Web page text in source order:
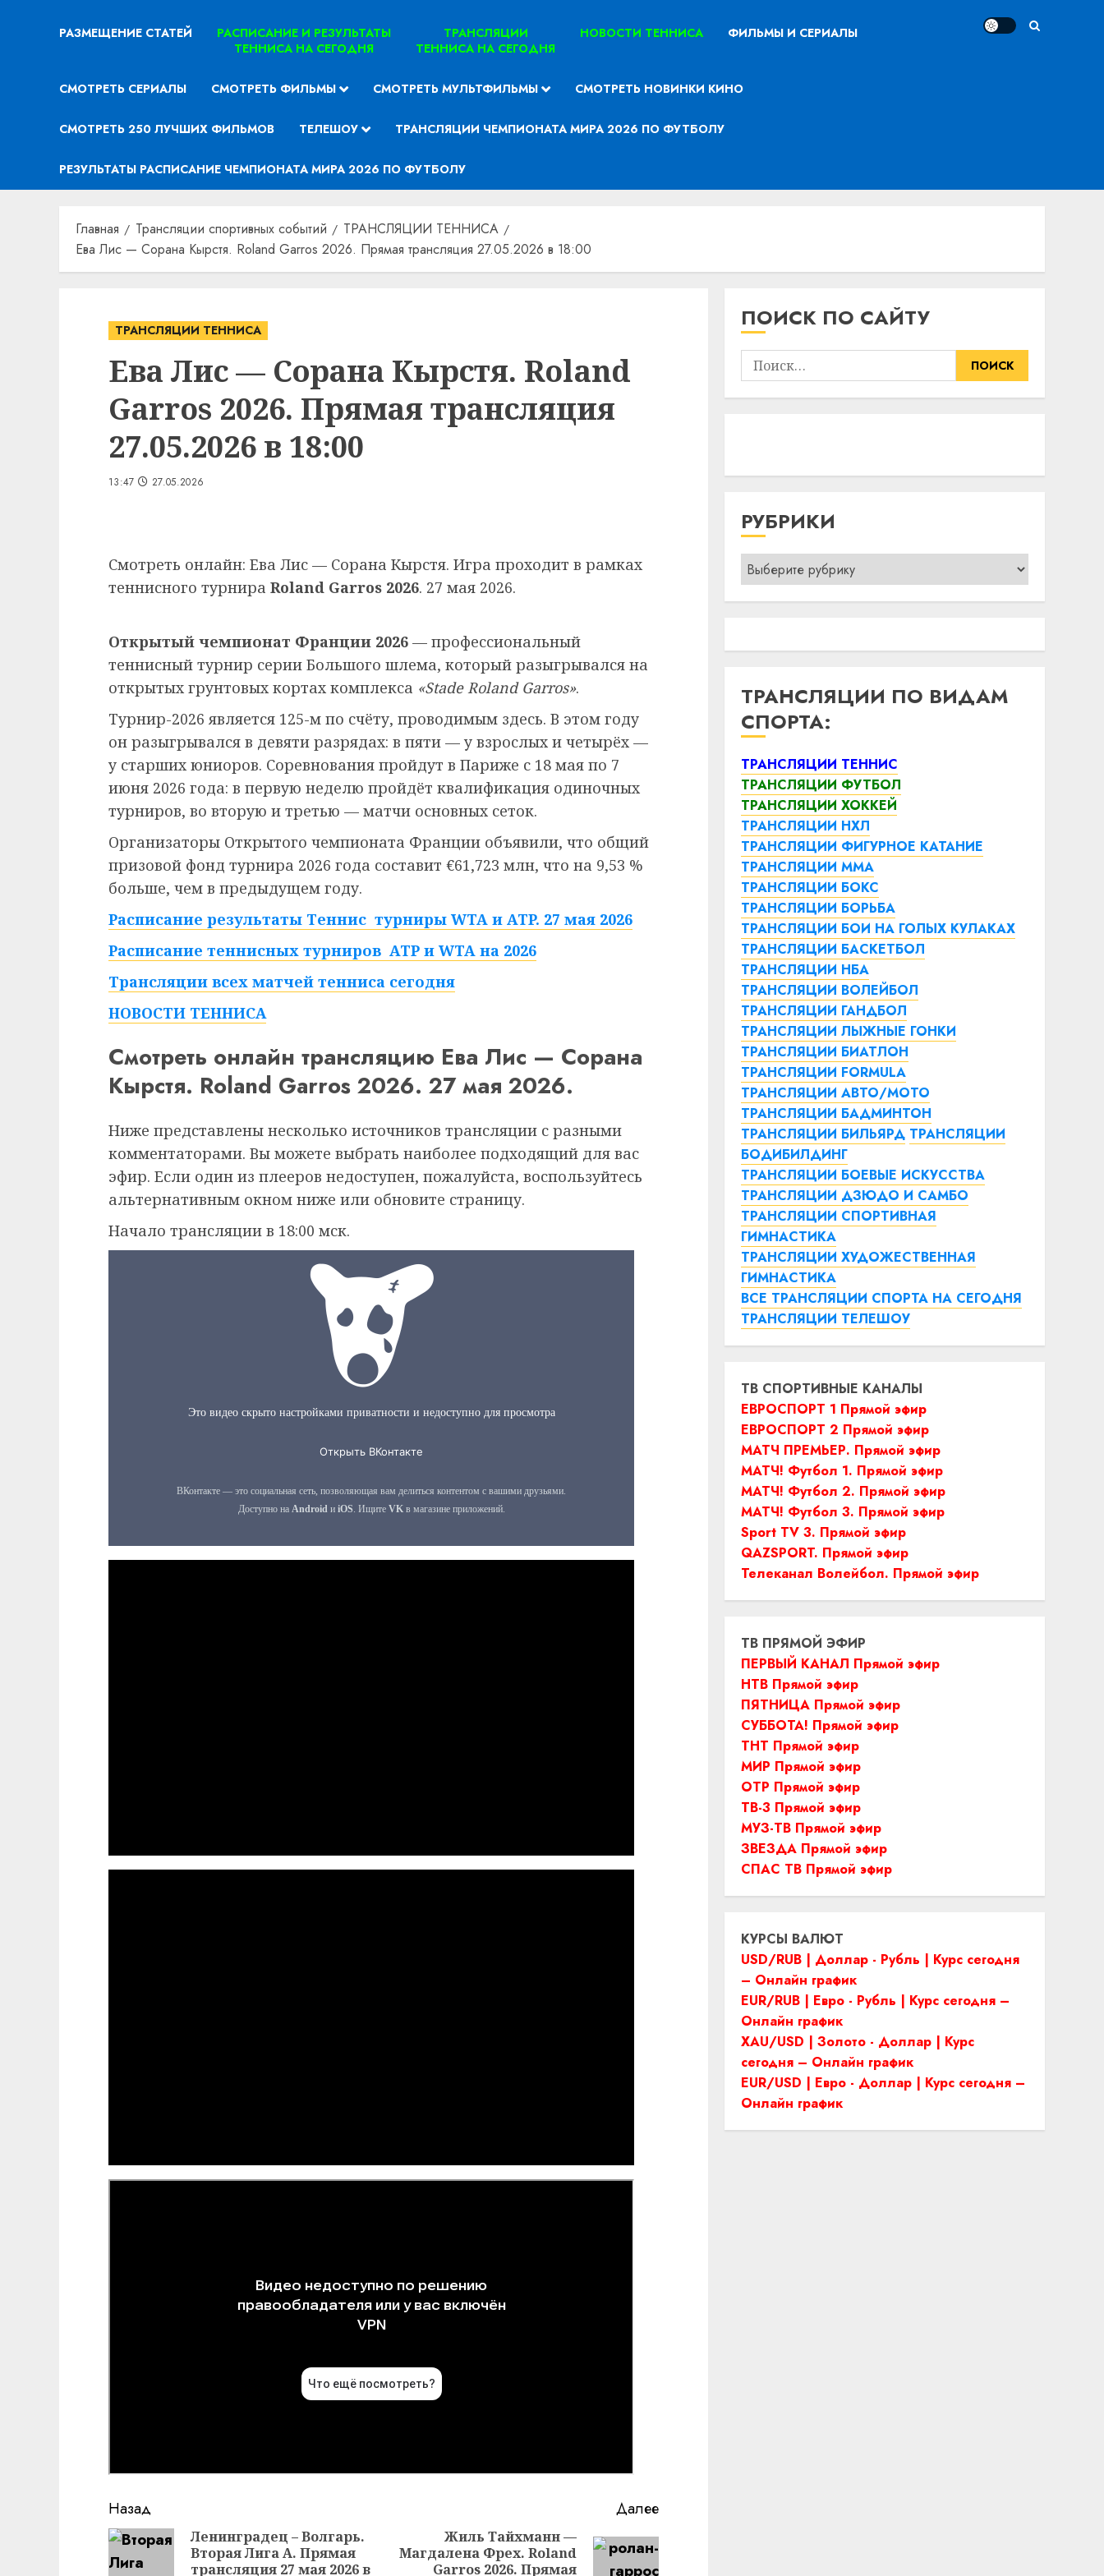
РАЗМЕЩЕНИЕ СТАТЕЙ
РАСПИСАНИЕ И РЕЗУЛЬТАТЫ
ТЕННИСА НА СЕГОДНЯ
ТРАНСЛЯЦИИ
ТЕННИСА НА СЕГОДНЯ
НОВОСТИ ТЕННИСА ФИЛЬМЫ И СЕРИАЛЫ
СМОТРЕТЬ СЕРИАЛЫ СМОТРЕТЬ ФИЛЬМЫ СМОТРЕТЬ МУЛЬТФИЛЬМЫ СМОТРЕТЬ НОВИНКИ КИНО
СМОТРЕТЬ 250 ЛУЧШИХ ФИЛЬМОВ ТЕЛЕШОУ ТРАНСЛЯЦИИ ЧЕМПИОНАТА МИРА 2026 ПО ФУТБОЛУ
РЕЗУЛЬТАТЫ РАСПИСАНИЕ ЧЕМПИОНАТА МИРА 2026 ПО ФУТБОЛУ
Главная Трансляции спортивных событий
ТРАНСЛЯЦИИ ТЕННИСА
Ева Лис — Сорана Кырстя. Roland Garros 2026. Прямая трансляция 27.05.2026 в 18:00
ТРАНСЛЯЦИИ ТЕННИСА
Ева Лис — Сорана Кырстя. Roland
Garros 2026. Прямая трансляция
27.05.2026 в 18:00
13:47 27.05.2026
Смотреть онлайн: Ева Лис — Сорана Кырстя. Игра проходит в рамках
теннисного турнира Roland Garros 2026. 27 мая 2026.
Открытый чемпионат Франции 2026 — профессиональный
теннисный турнир серии Большого шлема, который разыгрывался на
открытых грунтовых кортах комплекса «Stade Roland Garros».
Турнир-2026 является 125-м по счёту, проводимым здесь. В этом году
он разыгрывался в девяти разрядах: в пяти — у взрослых и четырёх —
у старших юниоров. Соревнования пройдут в Париже с 18 мая по 7
июня 2026 года: в первую неделю пройдёт квалификация одиночных
турниров, во вторую и третью — матчи основных сеток.
Организаторы Открытого чемпионата Франции объявили, что общий
призовой фонд турнира 2026 года составит €61,723 млн, что на 9,53 %
больше, чем в предыдущем году.
Расписание результаты Теннис турниры WTA и ATP. 27 мая 2026
Расписание теннисных турниров ATP и WTA на 2026
Трансляции всех матчей тенниса сегодня
НОВОСТИ ТЕННИСА
Смотреть онлайн трансляцию Ева Лис — Сорана
Кырстя. Roland Garros 2026. 27 мая 2026.
Ниже представлены несколько источников трансляции с разными
комментаторами. Вы можете выбрать наиболее подходящий для вас
эфир. Если один из плееров недоступен, пожалуйста, воспользуйтесь
альтернативным окном ниже или обновите страницу.
Начало трансляции в 18:00 мск.
Продолжить
чтение
Назад
Предыдущая
Ленинградец – Волгарь.
Вторая Лига А. Прямая
трансляция 27 мая 2026 в
Далее
Следующая
Жиль Тайхманн —
Магдалена Фрех. Roland
Garros 2026. Прямая
ПОИСК ПО САЙТУ
Найти:
РУБРИКИ
Рубрики
ТРАНСЛЯЦИИ ПО ВИДАМ
СПОРТА:
ТРАНСЛЯЦИИ ТЕННИС
ТРАНСЛЯЦИИ ФУТБОЛ
ТРАНСЛЯЦИИ ХОККЕЙ
ТРАНСЛЯЦИИ НХЛ
ТРАНСЛЯЦИИ ФИГУРНОЕ КАТАНИЕ
ТРАНСЛЯЦИИ ММА
ТРАНСЛЯЦИИ БОКС
ТРАНСЛЯЦИИ БОРЬБА
ТРАНСЛЯЦИИ БОИ НА ГОЛЫХ КУЛАКАХ
ТРАНСЛЯЦИИ БАСКЕТБОЛ
ТРАНСЛЯЦИИ НБА
ТРАНСЛЯЦИИ ВОЛЕЙБОЛ
ТРАНСЛЯЦИИ ГАНДБОЛ
ТРАНСЛЯЦИИ ЛЫЖНЫЕ ГОНКИ
ТРАНСЛЯЦИИ БИАТЛОН
ТРАНСЛЯЦИИ FORMULA
ТРАНСЛЯЦИИ АВТО/МОТО
ТРАНСЛЯЦИИ БАДМИНТОН
ТРАНСЛЯЦИИ БИЛЬЯРД ТРАНСЛЯЦИИ
БОДИБИЛДИНГ
ТРАНСЛЯЦИИ БОЕВЫЕ ИСКУССТВА
ТРАНСЛЯЦИИ ДЗЮДО И САМБО
ТРАНСЛЯЦИИ СПОРТИВНАЯ
ГИМНАСТИКА
ТРАНСЛЯЦИИ ХУДОЖЕСТВЕННАЯ
ГИМНАСТИКА
ВСЕ ТРАНСЛЯЦИИ СПОРТА НА СЕГОДНЯ
ТРАНСЛЯЦИИ ТЕЛЕШОУ
ТВ СПОРТИВНЫЕ КАНАЛЫ
ЕВРОСПОРТ 1 Прямой эфир
ЕВРОСПОРТ 2 Прямой эфир
МАТЧ ПРЕМЬЕР. Прямой эфир
МАТЧ! Футбол 1. Прямой эфир
МАТЧ! Футбол 2. Прямой эфир
МАТЧ! Футбол 3. Прямой эфир
Sport TV 3. Прямой эфир
QAZSPORT. Прямой эфир
Телеканал Волейбол. Прямой эфир
ТВ ПРЯМОЙ ЭФИР
ПЕРВЫЙ КАНАЛ Прямой эфир
НТВ Прямой эфир
ПЯТНИЦА Прямой эфир
СУББОТА! Прямой эфир
ТНТ Прямой эфир
МИР Прямой эфир
ОТР Прямой эфир
ТВ-3 Прямой эфир
МУЗ-ТВ Прямой эфир
ЗВЕЗДА Прямой эфир
СПАС ТВ Прямой эфир
КУРСЫ ВАЛЮТ
USD/RUB | Доллар - Рубль | Курс сегодня
– Онлайн график
EUR/RUB | Евро - Рубль | Курс сегодня –
Онлайн график
XAU/USD | Золото - Доллар | Курс
сегодня – Онлайн график
EUR/USD | Евро - Доллар | Курс сегодня –
Онлайн график